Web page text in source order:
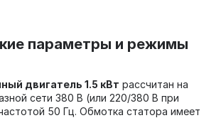
параметры и режимы
двигатель 1.5 кВт рассчитан на
сети 380 В (или 220/380 В при
50 Гц. Обмотка статора имеет